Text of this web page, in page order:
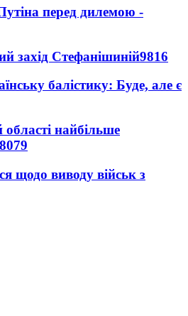
перед дилемою -
захід Стефанішиній9816
балістику: Буде, але є
області найбільше
8079
щодо виводу військ з